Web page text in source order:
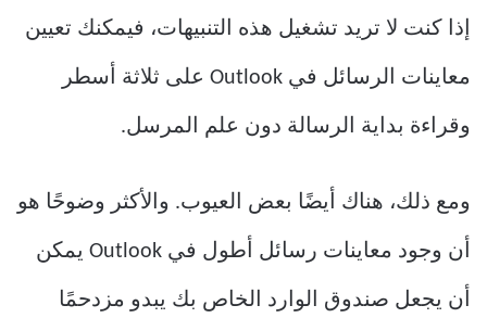
إذا كنت لا تريد تشغيل هذه التنبيهات، فيمكنك تعيين
معاينات الرسائل في Outlook على ثلاثة أسطر
وقراءة بداية الرسالة دون علم المرسل.
ومع ذلك، هناك أيضًا بعض العيوب. والأكثر وضوحًا هو
أن وجود معاينات رسائل أطول في Outlook يمكن
أن يجعل صندوق الوارد الخاص بك يبدو مزدحمًا